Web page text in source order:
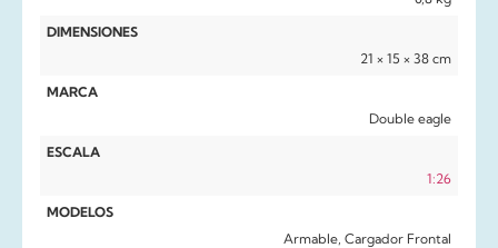
DIMENSIONES
21 × 15 × 38 cm
MARCA
Double eagle
ESCALA
1:26
MODELOS
Armable, Cargador Frontal